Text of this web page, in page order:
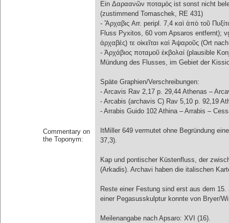
Commentary on
the Toponym:
Ein Δαραανῶν ποταμός ist sonst nicht
(zustimmend Tomaschek, RE 431)
- Ἄρχαβις Arr. peripl. 7,4 καὶ ἀπὸ τοῦ
Fluss Pyxitos, 60 vom Apsaros entfernt);
ἀρχαβές) τε οἰκεῖται καὶ Ἀψαροῦς (Ort
- Ἀρχάβιος ποταμοῦ ἐκβολαί (plausible
Mündung des Flusses, im Gebiet der
Späte Graphien/Verschreibungen:
- Arcavis Rav 2,17 p. 29,44 Athenas –
- Arcabis (archavis C) Rav 5,10 p. 92,19
- Arrabis Guido 102 Athina – Arrabis –
ItMiller 649 vermutet ohne Begründung
37,3).
Kap und pontischer Küstenfluss, der
(Arkadis). Archavi haben die italischen
Reste einer Festung sind erst aus dem
einer Pegasusskulptur konnte von Bryer/
Meilenangabe nach Apsaro: XVI (16).